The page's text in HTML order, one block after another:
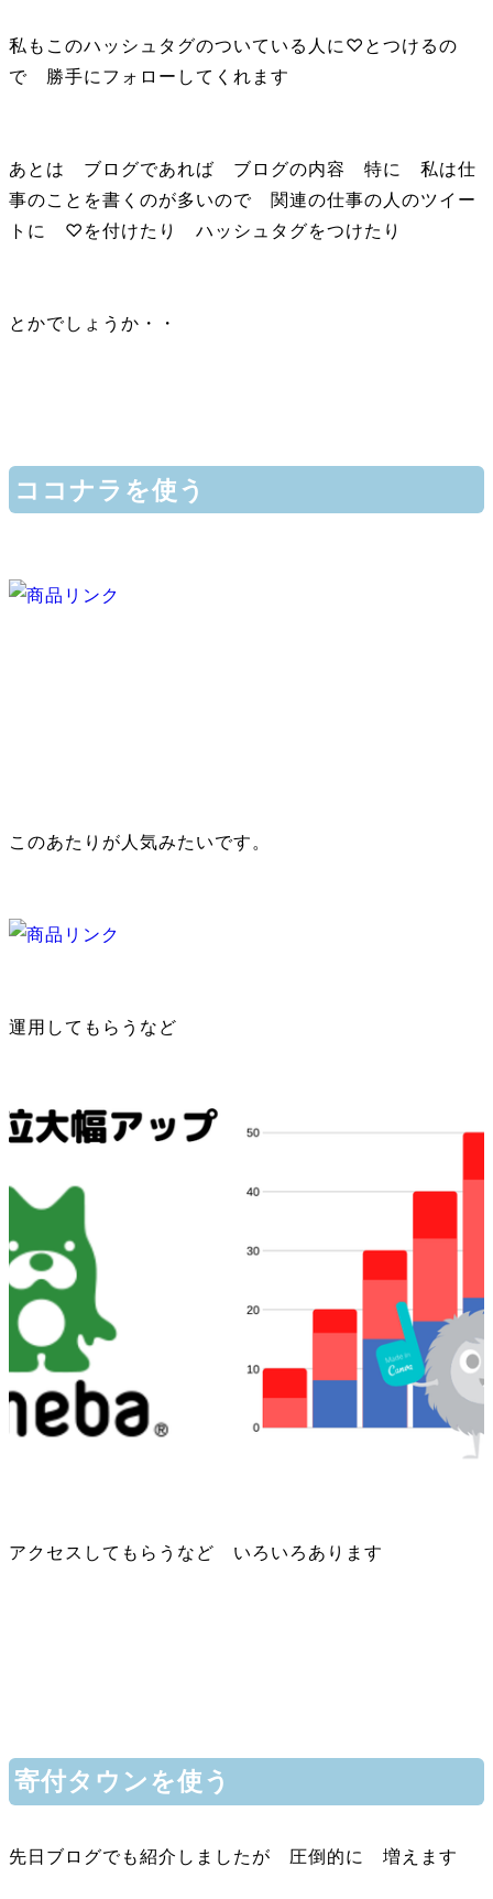
私もこのハッシュタグのついている人に♡とつけるの
で 勝手にフォローしてくれます
あとは ブログであれば ブログの内容 特に 私は仕
事のことを書くのが多いので 関連の仕事の人のツイー
トに ♡を付けたり ハッシュタグをつけたり
とかでしょうか・・
ココナラを使う
このあたりが人気みたいです。
運用してもらうなど
アクセスしてもらうなど いろいろあります
寄付タウンを使う
先日ブログでも紹介しましたが 圧倒的に 増えます